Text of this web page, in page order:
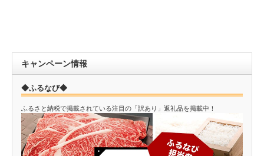
キャンペーン情報
◆ふるなび◆
ふるさと納税で掲載されている注目の「訳あり」返礼品を掲載中！